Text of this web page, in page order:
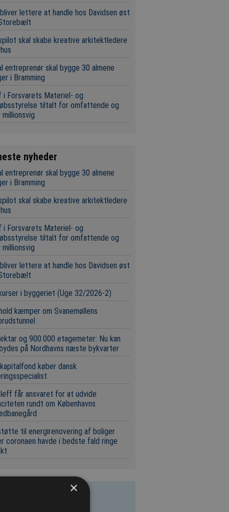
lettere at handle hos Davidsen øst
skal skabe kreative arkitektledere
entreprenør skal bygge 30 almene
i Bramming
i Forsvarets Materiel- og
tiltalt for omfattende og
millionsvig
nyheder
entreprenør skal bygge 30 almene
i Bramming
skal skabe kreative arkitektledere
i Forsvarets Materiel- og
tiltalt for omfattende og
millionsvig
lettere at handle hos Davidsen øst
i byggeriet (Uge 32/2026-2)
kæmper om Svanemøllens
og 900.000 etagemeter: Nu kan
på Nordhavns næste bykvarter
køber dansk
får ansvaret for at udvide
rundt om Københavns
til energirenovering af boliger
coronaen havde i bedste fald ringe
×